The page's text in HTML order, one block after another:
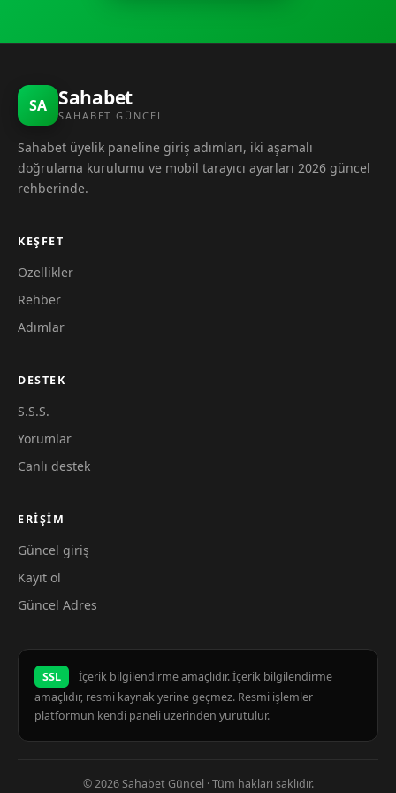
SA Sahabet
SAHABET GÜNCEL
Sahabet üyelik paneline giriş adımları, iki aşamalı
doğrulama kurulumu ve mobil tarayıcı ayarları 2026 güncel
rehberinde.
KEŞFET
Özellikler
Rehber
Adımlar
DESTEK
S.S.S.
Yorumlar
Canlı destek
ERIŞIM
Güncel giriş
Kayıt ol
Güncel Adres
SSL
İçerik bilgilendirme amaçlıdır. İçerik bilgilendirme
amaçlıdır, resmi kaynak yerine geçmez. Resmi işlemler
platformun kendi paneli üzerinden yürütülür.
© 2026 Sahabet Güncel · Tüm hakları saklıdır.